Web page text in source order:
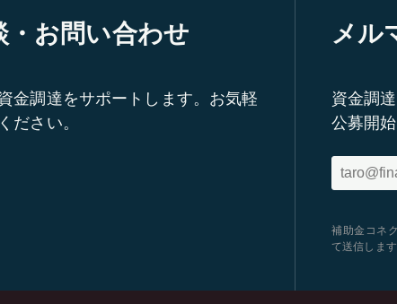
・お問い合わせ
金調達をサポートします。お気軽
ださい。
メル
資金調
公募開
補助金コネ
て送信します